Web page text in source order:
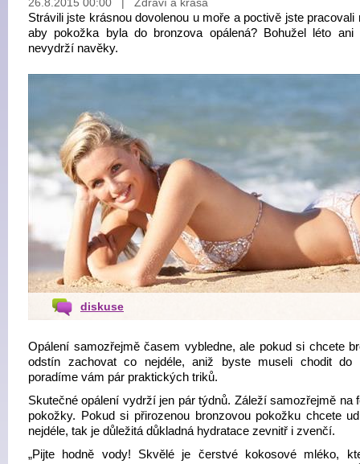
Strávili jste krásnou dovolenou u moře a poctivě jste pracovali
aby pokožka byla do bronzova opálená? Bohužel léto ani
nevydrží navěky.
diskuse
Opálení samozřejmě časem vybledne, ale pokud si chcete
odstín zachovat co nejdéle, aniž byste museli chodit do
poradíme vám pár praktických triků.
Skutečné opálení vydrží jen pár týdnů. Záleží samozřejmě na
pokožky. Pokud si přirozenou bronzovou pokožku chcete
nejdéle, tak je důležitá důkladná hydratace zevnitř i zvenčí.
„Pijte hodně vody! Skvělé je čerstvé kokosové mléko,